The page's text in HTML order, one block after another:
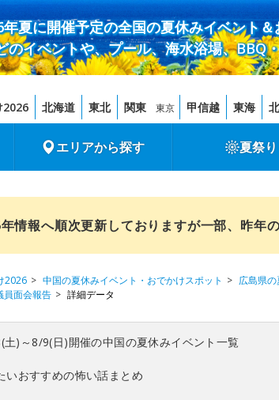
年夏に開催予定の全国の夏休みイベント
のイベントや、プール、海水浴場、BBQ
2026 北海道 東北 関東 東京 甲信越 東海
エリアから探す 夏祭り
情報へ順次更新しておりますが一部、昨年
2026 中国の夏休みイベント・おでかけスポット 広島県の
員面会報告
詳細データ
土)～8/9(日)開催の中国の夏休みイベント一覧
いおすすめの怖い話まとめ